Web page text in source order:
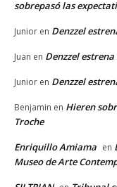
sobrepasó las
Junior en Denzzel
Juan en Denzzel
Junior en Denzzel
Benjamin en Hieren
Troche
Enriquillo Amiama en
Museo de Arte